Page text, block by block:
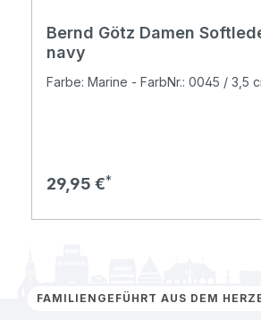
Bernd Götz Damen
navy
Farbe: Marine - FarbNr.: 0045 / 3,5
Regulärer Preis:
29,95 €
FAMILIENGEFÜHRT AUS DEM